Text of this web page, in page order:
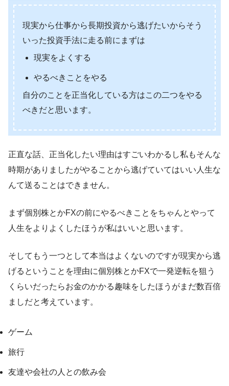
現実から仕事から長期投資から逃げたいからそう
いった投資手法に走る前にまずは
現実をよくする
やるべきことをやる
自分のことを正当化している方はこの二つをやる
べきだと思います。
正直な話、正当化したい理由はすごいわかるし私もそんな
時期がありましたがやることから逃げていてはいい人生な
んて送ることはできません。
まず個別株とかFXの前にやるべきことをちゃんとやって
人生をよりよくしたほうが私はいいと思います。
そしてもう一つとして本当はよくないのですが現実から逃
げるということを理由に個別株とかFXで一発逆転を狙う
くらいだったらお金のかかる趣味をしたほうがまだ数百倍
ましだと考えています。
ゲーム
旅行
友達や会社の人との飲み会